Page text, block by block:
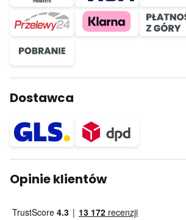
Dostawca
Opinie klientów